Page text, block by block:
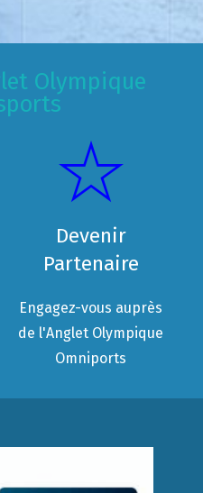
Olympique
Devenir
Partenaire
Engagez-vous auprès
de l'Anglet Olympique
Omniports